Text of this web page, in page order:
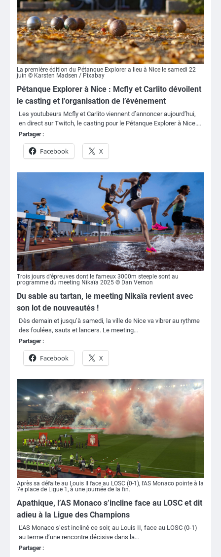
La première édition du Pétanque Explorer a lieu à Nice le samedi 22
juin © Karsten Madsen / Pixabay
Pétanque Explorer à Nice : Mcfly et Carlito dévoilent
le casting et l’organisation de l’événement
Les youtubeurs Mcfly et Carlito viennent d’annoncer aujourd’hui,
en direct sur Twitch, le casting pour le Pétanque Explorer à Nice.…
Partager :
Facebook X
Trois jours d'épreuves dont le fameux 3000m steeple sont au
programme du meeting Nikaïa 2025 © Dan Vernon
Du sable au tartan, le meeting Nikaïa revient avec
son lot de nouveautés !
Dès demain et jusqu’à samedi, la ville de Nice va vibrer au rythme
des foulées, sauts et lancers. Le meeting…
Partager :
Facebook X
Après sa défaite au Louis II face au LOSC (0-1), l'AS Monaco pointe à la
7e place de Ligue 1, à une journée de la fin.
Apathique, l’AS Monaco s’incline face au LOSC et dit
adieu à la Ligue des Champions
L’AS Monaco s’est incliné ce soir, au Louis II, face au LOSC (0-1)
au terme d’une rencontre décisive dans la…
Partager :